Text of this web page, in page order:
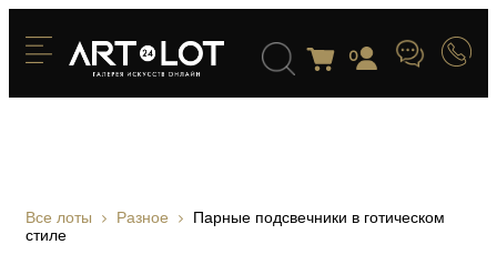
0
Все лоты Разное
Парные подсвечники в готическом
стиле